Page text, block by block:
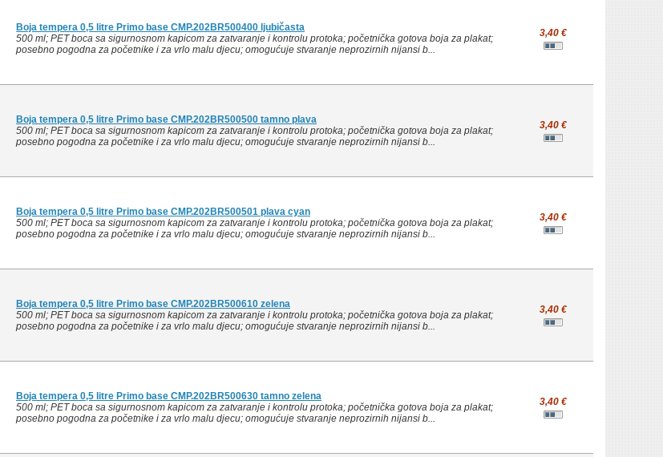
Boja tempera 0,5 litre Primo base CMP.202BR500400 ljubičasta
500 ml; PET boca sa sigurnosnom kapicom za zatvaranje i kontrolu protoka; početnička gotova boja za plakat;
posebno pogodna za početnike i za vrlo malu djecu; omogućuje stvaranje neprozirnih nijansi b...
3,40 €
Boja tempera 0,5 litre Primo base CMP.202BR500500 tamno plava
500 ml; PET boca sa sigurnosnom kapicom za zatvaranje i kontrolu protoka; početnička gotova boja za plakat;
posebno pogodna za početnike i za vrlo malu djecu; omogućuje stvaranje neprozirnih nijansi b...
3,40 €
Boja tempera 0,5 litre Primo base CMP.202BR500501 plava cyan
500 ml; PET boca sa sigurnosnom kapicom za zatvaranje i kontrolu protoka; početnička gotova boja za plakat;
posebno pogodna za početnike i za vrlo malu djecu; omogućuje stvaranje neprozirnih nijansi b...
3,40 €
Boja tempera 0,5 litre Primo base CMP.202BR500610 zelena
500 ml; PET boca sa sigurnosnom kapicom za zatvaranje i kontrolu protoka; početnička gotova boja za plakat;
posebno pogodna za početnike i za vrlo malu djecu; omogućuje stvaranje neprozirnih nijansi b...
3,40 €
Boja tempera 0,5 litre Primo base CMP.202BR500630 tamno zelena
500 ml; PET boca sa sigurnosnom kapicom za zatvaranje i kontrolu protoka; početnička gotova boja za plakat;
posebno pogodna za početnike i za vrlo malu djecu; omogućuje stvaranje neprozirnih nijansi b...
3,40 €